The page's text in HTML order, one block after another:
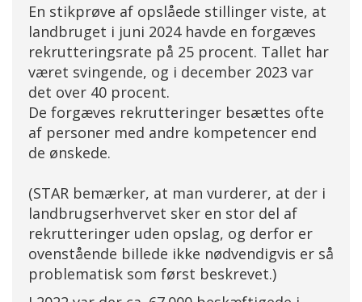
En stikprøve af opslåede stillinger viste, at
landbruget i juni 2024 havde en forgæves
rekrutteringsrate på 25 procent. Tallet har
været svingende, og i december 2023 var
det over 40 procent.
De forgæves rekrutteringer besættes ofte
af personer med andre kompetencer end
de ønskede.
(STAR bemærker, at man vurderer, at der i
landbrugserhvervet sker en stor del af
rekrutteringer uden opslag, og derfor er
ovenstående billede ikke nødvendigvis er så
problematisk som først beskrevet.)